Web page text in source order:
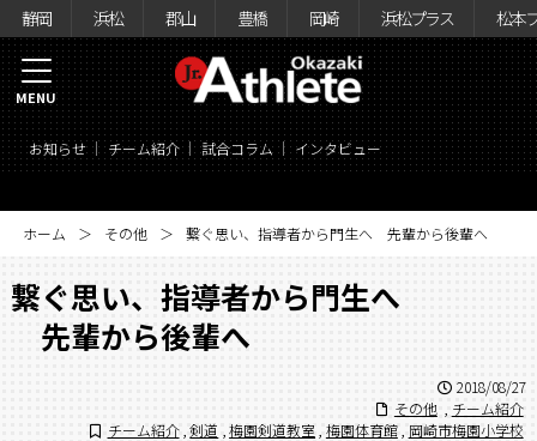
静岡 浜松 郡山 豊橋 岡崎 浜松プラス 松本
お知らせ チーム紹介 試合コラム インタビュー
MENU
ホーム その他 繋ぐ思い、指導者から門生へ 先輩から後輩へ
繋ぐ思い、指導者から門生へ
先輩から後輩へ
2018/08/27
その他
チーム紹介
チーム紹介 剣道 梅園剣道教室 梅園体育館 岡崎市梅園小学校